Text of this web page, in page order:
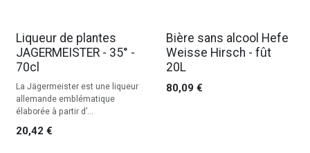
Liqueur de plantes
JAGERMEISTER - 35° -
70cl
La Jägermeister est une liqueur
allemande emblématique
élaborée à partir d’...
20,42 €
Bière sans alcool Hefe
Weisse Hirsch - fût
20L
80,09 €